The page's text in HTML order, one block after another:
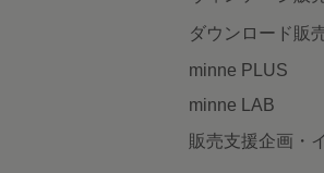
ダウンロード販
minne PLUS
minne LAB
販売支援企画・